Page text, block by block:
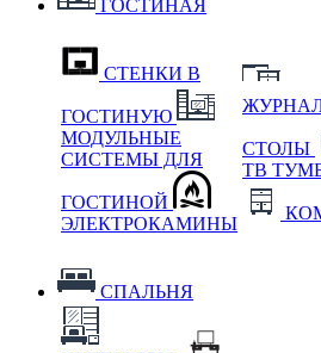
ГОСТИНАЯ
СТЕНКИ В
ГОСТИНУЮ
МОДУЛЬНЫЕ
СИСТЕМЫ ДЛЯ
ГОСТИНОЙ
ЭЛЕКТРОКАМИНЫ
СТОЛЫ
ТВ
СПАЛЬНЯ